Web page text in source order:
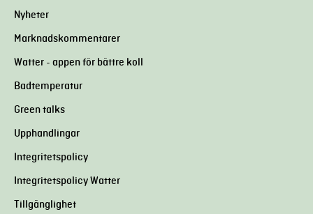
Nyheter
Marknadskommentarer
Watter - appen för bättre koll
Badtemperatur
Green talks
Upphandlingar
Integritetspolicy
Integritetspolicy Watter
Tillgänglighet